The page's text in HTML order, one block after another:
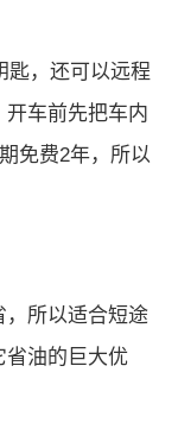
匙，还可以远程
车前先把车内
免费2年，所以
，所以适合短途
省油的巨大优